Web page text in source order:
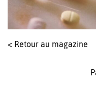
< Retour au magazine